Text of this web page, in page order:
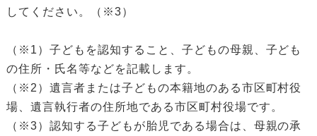
してください。（※3）
（※1）子どもを認知すること、子どもの母親、子ども
の住所・氏名等などを記載します。
（※2）遺言者または子どもの本籍地のある市区町村役
場、遺言執行者の住所地である市区町村役場です。
（※3）認知する子どもが胎児である場合は、母親の承